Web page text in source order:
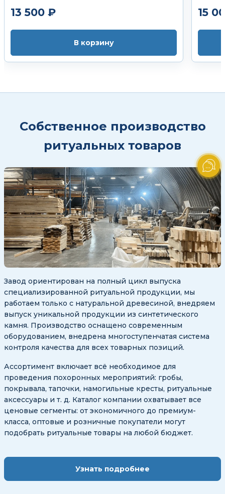
13 500 ₽
В корзину
15
Собственное производство
ритуальных товаров
Завод ориентирован на полный цикл выпуска
специализированной ритуальной продукции, мы
работаем только с натуральной древесиной, внедряем
выпуск уникальной продукции из синтетического
камня. Производство оснащено современным
оборудованием, внедрена многоступенчатая система
контроля качества для всех товарных позиций.
Ассортимент включает всё необходимое для
проведения похоронных мероприятий: гробы,
покрывала, тапочки, намогильные кресты, ритуальные
аксессуары и т. д. Каталог компании охватывает все
ценовые сегменты: от экономичного до премиум-
класса, оптовые и розничные покупатели могут
подобрать ритуальные товары на любой бюджет.
Узнать подробнее